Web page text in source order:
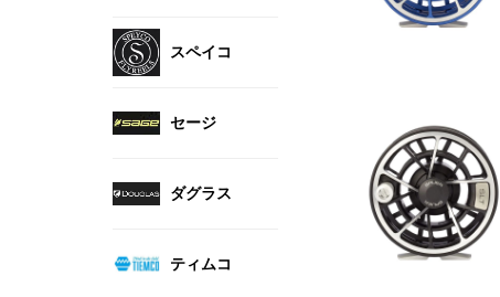
スペイコ
セージ
ダグラス
ティムコ